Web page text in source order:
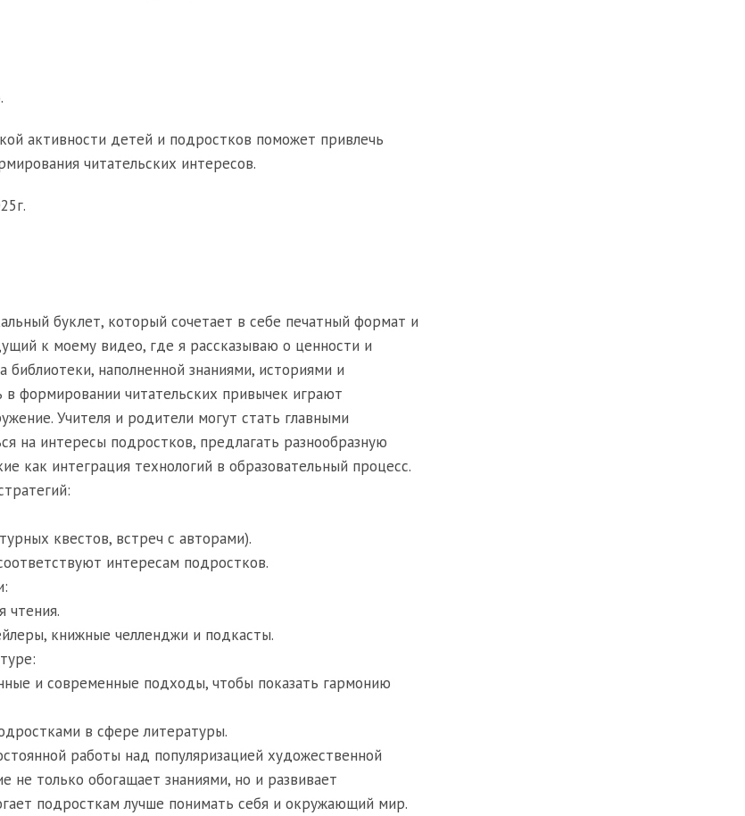
активности детей и подростков поможет привлечь
читательских интересов.
буклет, который сочетает в себе печатный формат и
к моему видео, где я рассказываю о ценности и
наполненной знаниями, историями и
формировании читательских привычек играют
Учителя и родители могут стать главными
на интересы подростков, предлагать разнообразную
как интеграция технологий в образовательный процесс.
квестов, встреч с авторами).
интересам подростков.
чтения.
книжные челленджи и подкасты.
и современные подходы, чтобы показать гармонию
в сфере литературы.
работы над популяризацией художественной
не только обогащает знаниями, но и развивает
подросткам лучше понимать себя и окружающий мир.